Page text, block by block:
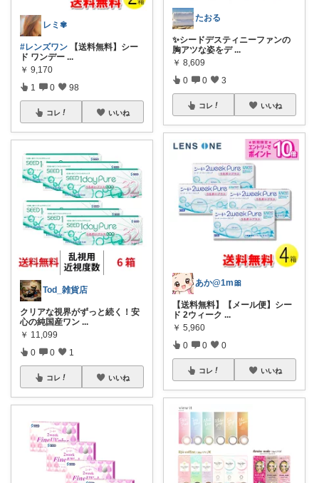
レミ✾
#レンズワン 【送料無料】シー
ド ワンデー ...
￥ 9,170
1 0 98
コレ いいね
Tod_雑貨店
クリアな視界がずっと続く！安
心の純国産ワン ...
￥ 11,099
0 0 1
コレ いいね
たおる
✨シードデスティニーファンの
胸アツな姿をデ ...
￥ 8,609
0 0 3
コレ いいね
あか@1m🎀
【送料無料】【メール便】シー
ド 2ウィーク ...
￥ 5,960
0 0 0
コレ いいね